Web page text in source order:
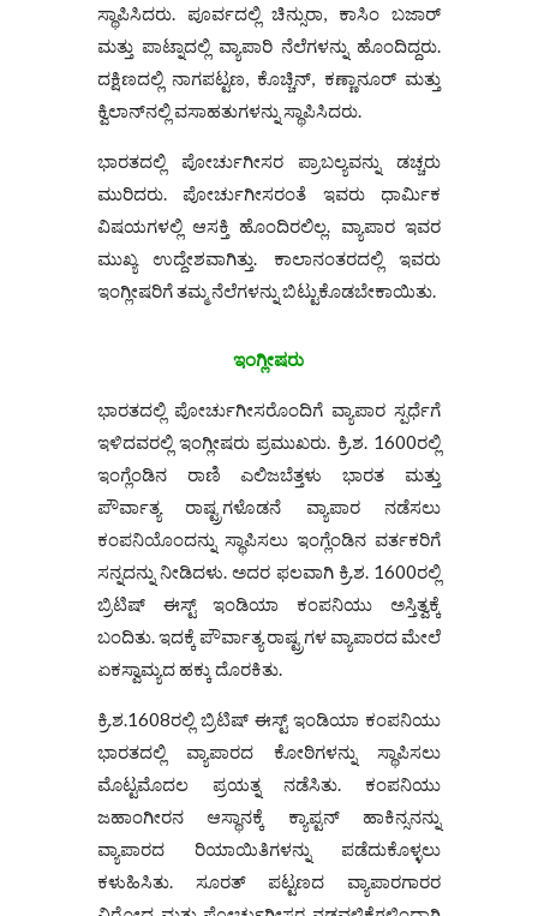
ಸ್ಥಾಪಿಸಿದರು. ಪೂರ್ವದಲ್ಲಿ ಚಿನ್ಸುರಾ, ಕಾಸಿಂ ಬಜಾ‌ರ್
ಮತ್ತು ಪಾಟ್ನಾದಲ್ಲಿ ವ್ಯಾಪಾರಿ ನೆಲೆಗಳನ್ನು ಹೊಂದಿದ್ದರು.
ದಕ್ಷಿಣದಲ್ಲಿ ನಾಗಪಟ್ಟಣ, ಕೊಚ್ಚಿನ್, ಕಣ್ಣಾನೂ‌ರ್ ಮತ್ತು
ಕ್ವಿಲಾನ್‌ನಲ್ಲಿ ವಸಾಹತುಗಳನ್ನು ಸ್ಥಾಪಿಸಿದರು.
ಭಾರತದಲ್ಲಿ ಪೋರ್ಚುಗೀಸರ ಪ್ರಾಬಲ್ಯವನ್ನು ಡಚ್ಚರು
ಮುರಿದರು. ಪೋರ್ಚುಗೀಸರಂತೆ ಇವರು ಧಾರ್ಮಿಕ
ವಿಷಯಗಳಲ್ಲಿ ಆಸಕ್ತಿ ಹೊಂದಿರಲಿಲ್ಲ. ವ್ಯಾಪಾರ ಇವರ
ಮುಖ್ಯ ಉದ್ದೇಶವಾಗಿತ್ತು. ಕಾಲಾನಂತರದಲ್ಲಿ ಇವರು
ಇಂಗ್ಲೀಷರಿಗೆ ತಮ್ಮ ನೆಲೆಗಳನ್ನು ಬಿಟ್ಟುಕೊಡಬೇಕಾಯಿತು.
ಇಂಗ್ಲೀಷರು
ಭಾರತದಲ್ಲಿ ಪೋರ್ಚುಗೀಸರೊಂದಿಗೆ ವ್ಯಾಪಾರ ಸ್ಪರ್ಧೆಗೆ
ಇಳಿದವರಲ್ಲಿ ಇಂಗ್ಲೀಷರು ಪ್ರಮುಖರು. ಕ್ರಿ.ಶ. 1600ರಲ್ಲಿ
ಇಂಗ್ಲೆಂಡಿನ ರಾಣಿ ಎಲಿಜಬೆತ್ತಳು ಭಾರತ ಮತ್ತು
ಪೌರ್ವಾತ್ಯ ರಾಷ್ಟ್ರಗಳೊಡನೆ ವ್ಯಾಪಾರ ನಡೆಸಲು
ಕಂಪನಿಯೊಂದನ್ನು ಸ್ಥಾಪಿಸಲು ಇಂಗ್ಲೆಂಡಿನ ವರ್ತಕರಿಗೆ
ಸನ್ನದನ್ನು ನೀಡಿದಳು. ಅದರ ಫಲವಾಗಿ ಕ್ರಿ.ಶ. 1600ರಲ್ಲಿ
ಬ್ರಿಟಿಷ್ ಈಸ್ಟ್‌ ಇಂಡಿಯಾ ಕಂಪನಿಯು ಅಸ್ತಿತ್ವಕ್ಕೆ
ಬಂದಿತು. ಇದಕ್ಕೆ ಪೌರ್ವಾತ್ಯ ರಾಷ್ಟ್ರಗಳ ವ್ಯಾಪಾರದ ಮೇಲೆ
ಏಕಸ್ವಾಮ್ಯದ ಹಕ್ಕು ದೊರಕಿತು.
ಕ್ರಿ.ಶ.1608ರಲ್ಲಿ ಬ್ರಿಟಿಷ್ ಈಸ್ಟ್ ಇಂಡಿಯಾ ಕಂಪನಿಯು
ಭಾರತದಲ್ಲಿ ವ್ಯಾಪಾರದ ಕೋಠಿಗಳನ್ನು ಸ್ಥಾಪಿಸಲು
ಮೊಟ್ಟಮೊದಲ ಪ್ರಯತ್ನ ನಡೆಸಿತು. ಕಂಪನಿಯು
ಜಹಾಂಗೀರನ ಆಸ್ಥಾನಕ್ಕೆ ಕ್ಯಾಪ್ಟನ್ ಹಾಕಿನ್ಸನನ್ನು
ವ್ಯಾಪಾರದ ರಿಯಾಯಿತಿಗಳನ್ನು ಪಡೆದುಕೊಳ್ಳಲು
ಕಳುಹಿಸಿತು. ಸೂರತ್ ಪಟ್ಟಣದ ವ್ಯಾಪಾರಗಾರರ